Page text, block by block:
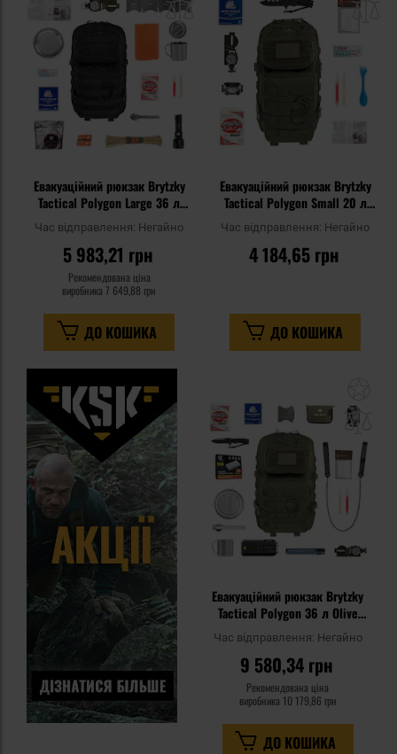
списку
уподобань
Евакуаційний рюкзак Brytzky
Tactical Polygon Large 36 л
Black V3 - зі спорядженням
Час відправлення: Негайно
5 983,21 грн
Рекомендована ціна
виробника 7 649,88 грн
ДО КОШИКА
Евакуаційний рюкзак Brytzky
Tactical Polygon Small 20 л
Olive - зі спорядженням
Час відправлення: Негайно
4 184,65 грн
ДО КОШИКА
Евакуаційний рюкзак Brytzky
Tactical Polygon 36 л Olive
Large - зі спорядженням
Час відправлення: Негайно
9 580,34 грн
Рекомендована ціна
виробника 10 179,86 грн
ДО КОШИКА